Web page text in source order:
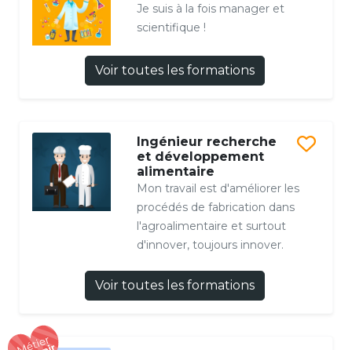
Je suis à la fois manager et
scientifique !
Voir toutes les formations
Ingénieur recherche
et développement
alimentaire
Mon travail est d'améliorer les
procédés de fabrication dans
l'agroalimentaire et surtout
d'innover, toujours innover.
Voir toutes les formations